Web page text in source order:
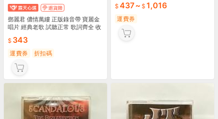
鄧麗君 儂情萬縷 正版錄音帶 寶麗金
唱片 經典老歌 試聽正常 歌詞齊全 收
343
運費券 折扣碼
437~ 1,016
運費券